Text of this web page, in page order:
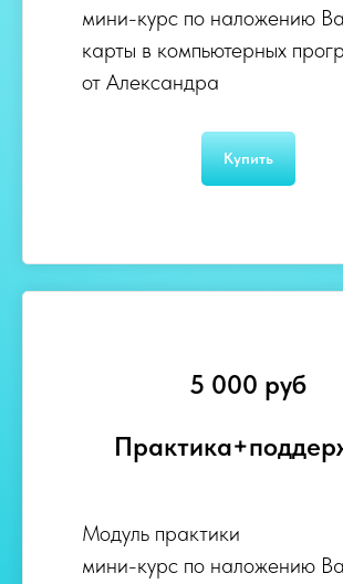
мини-курс по наложению
карты в компьютерных
от Александра
Купить
5 000 руб
Модуль практики
мини-курс по наложению